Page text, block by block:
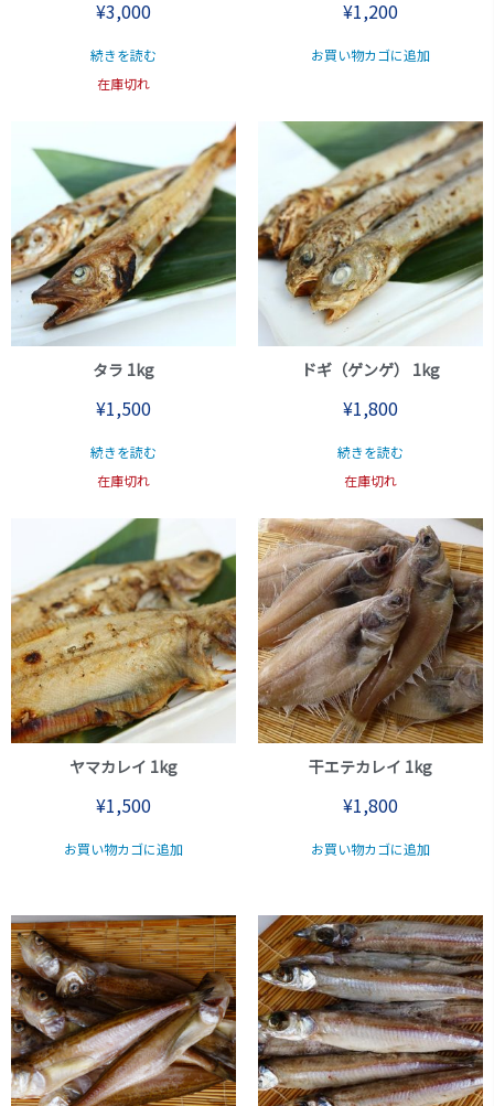
在庫切れ
¥3,000
続きを読む
¥1,200
お買い物カゴに追加
在庫切れ
タラ 1kg
¥1,500
続きを読む
在庫切れ
ドギ（ゲンゲ） 1kg
¥1,800
続きを読む
ヤマカレイ 1kg
¥1,500
お買い物カゴに追加
干エテカレイ 1kg
¥1,800
お買い物カゴに追加